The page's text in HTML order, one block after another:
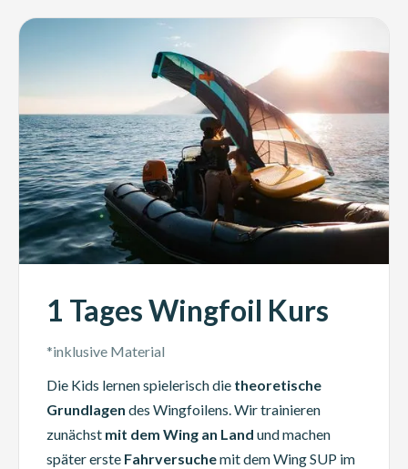
1 Tages Wingfoil Kurs
*inklusive Material
Die Kids lernen spielerisch die theoretische
Grundlagen des Wingfoilens. Wir trainieren
zunächst mit dem Wing an Land und machen
später erste Fahrversuchemit dem Wing SUP im